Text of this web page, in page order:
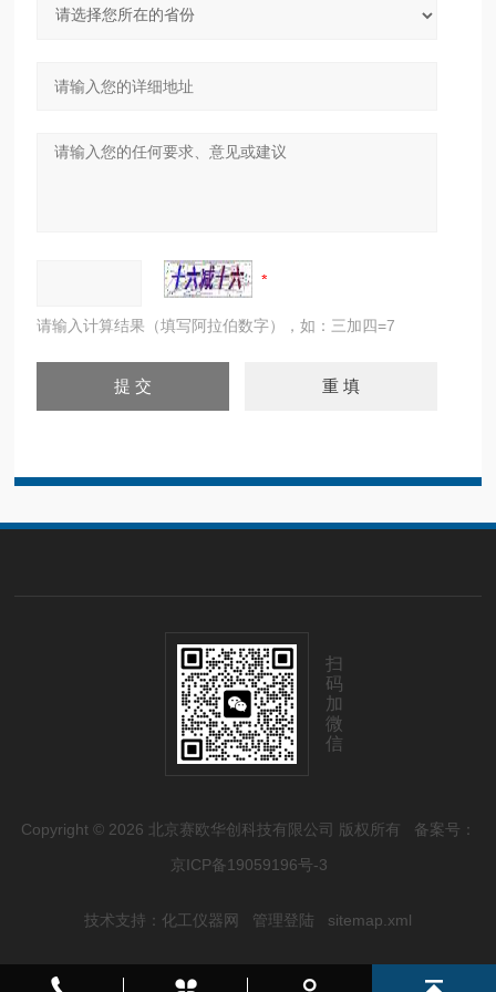
请输入计算结果（填写阿拉伯数字），如：三加四=7
扫
码
加
微
信
Copyright © 2026 北京赛欧华创科技有限公司 版权所有 备案号：
京ICP备19059196号-3
技术支持： 化工仪器网 管理登陆 sitemap.xml